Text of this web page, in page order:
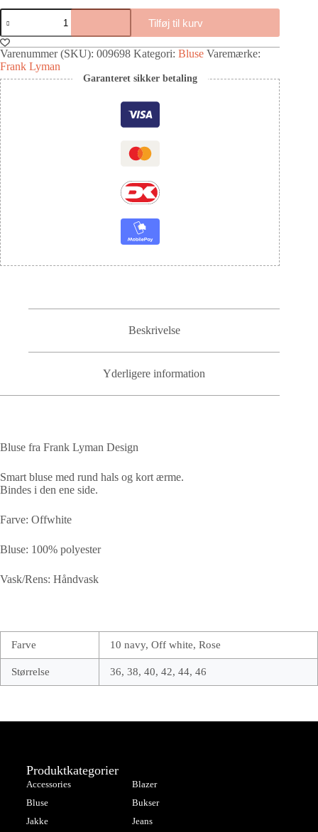
Tilføj til kurv
Varenummer (SKU): 009698 Kategori: Bluse Varemærke:
Frank Lyman
Garanteret sikker betaling
Beskrivelse
Yderligere information
Bluse fra Frank Lyman Design
Smart bluse med rund hals og kort ærme.
Bindes i den ene side.
Farve: Offwhite
Bluse: 100% polyester
Vask/Rens: Håndvask
Farve 10 navy, Off white, Rose
Størrelse 36, 38, 40, 42, 44, 46
Produktkategorier
Accessories
Blazer
Bluse
Bukser
Jakke
Jeans